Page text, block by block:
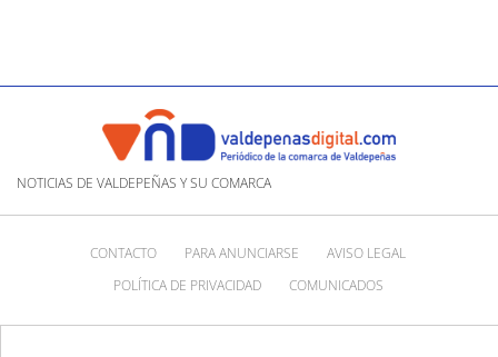
NOTICIAS DE VALDEPEÑAS Y SU COMARCA
CONTACTO PARA ANUNCIARSE
AVISO LEGAL
POLÍTICA DE PRIVACIDAD
COMUNICADOS